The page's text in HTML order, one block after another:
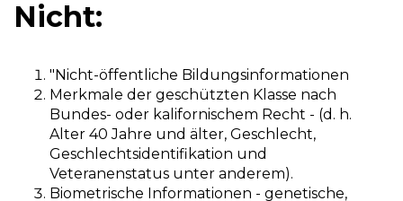
Nicht:
"Nicht-öffentliche Bildungsinformationen
Merkmale der geschützten Klasse nach
Bundes- oder kalifornischem Recht - (d. h.
Alter 40 Jahre und älter, Geschlecht,
Geschlechtsidentifikation und
Veteranenstatus unter anderem).
Biometrische Informationen - genetische,